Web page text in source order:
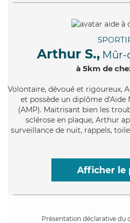
Arthur S.,
à 5km de
Volontaire, dévoué et rigoureux,
et possède un diplôme d'Aide
(AMP). Maitrisant bien les
sclérose en plaque, Arthur
surveillance de nuit, rappels,
Afficher le
Présentation déclarative du